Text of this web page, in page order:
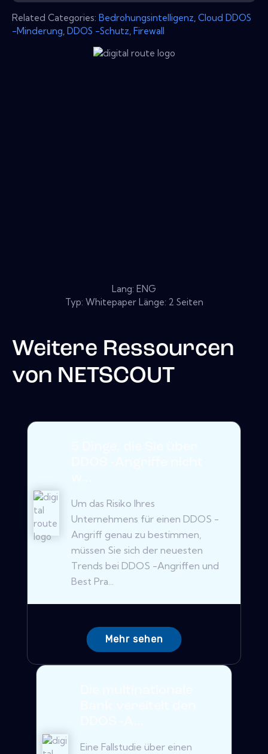
Related Categories: Bedrohungsintelligenz Cloud DDOS
-Minderung DDOS -Schutz Firewall
Lang: ENG
Typ: Whitepaper Länge: 2 Seiten
Weitere Ressourcen
von NETSCOUT
Um das Risiko Ihres
Unternehmens für einen DDOS -
Angriff genau zu bestimmen,
müssen Sie sich der neuesten
Trends bei DDOS -Angriffen und
Best Pra...
Mehr sehen
Eine Fallstudie über einen